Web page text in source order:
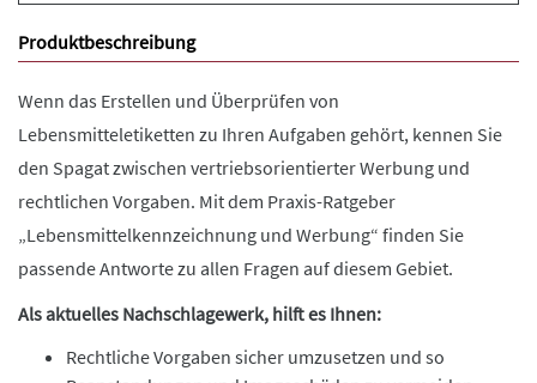
Produktbeschreibung
Wenn das Erstellen und Überprüfen von
Lebensmitteletiketten zu Ihren Aufgaben gehört, kennen Sie
den Spagat zwischen vertriebsorientierter Werbung und
rechtlichen Vorgaben. Mit dem Praxis-Ratgeber
„Lebensmittelkennzeichnung und Werbung“ finden Sie
passende Antworte zu allen Fragen auf diesem Gebiet.
Als aktuelles Nachschlagewerk, hilft es Ihnen:
Rechtliche Vorgaben sicher umzusetzen und so